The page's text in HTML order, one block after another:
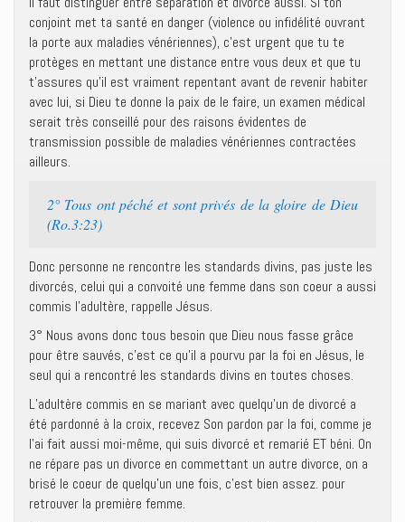
conjoint met ta santé en danger (violence ou infidélité ouvrant
la porte aux maladies vénériennes), c’est urgent que tu te
protèges en mettant une distance entre vous deux et que tu
t’assures qu’il est vraiment repentant avant de revenir habiter
avec lui, si Dieu te donne la paix de le faire, un examen médical
serait très conseillé pour des raisons évidentes de
transmission possible de maladies vénériennes contractées
ailleurs.
2° Tous ont péché et sont privés de la gloire de Dieu
(Ro.3:23)
Donc personne ne rencontre les standards divins, pas juste les
divorcés, celui qui a convoité une femme dans son coeur a aussi
commis l’adultère, rappelle Jésus.
3° Nous avons donc tous besoin que Dieu nous fasse grâce
pour être sauvés, c’est ce qu’il a pourvu par la foi en Jésus, le
seul qui a rencontré les standards divins en toutes choses.
L’adultère commis en se mariant avec quelqu’un de divorcé a
été pardonné à la croix, recevez Son pardon par la foi, comme je
l’ai fait aussi moi-même, qui suis divorcé et remarié ET béni. On
ne répare pas un divorce en commettant un autre divorce, on a
brisé le coeur de quelqu’un une fois, c’est bien assez. pour
retrouver la première femme.